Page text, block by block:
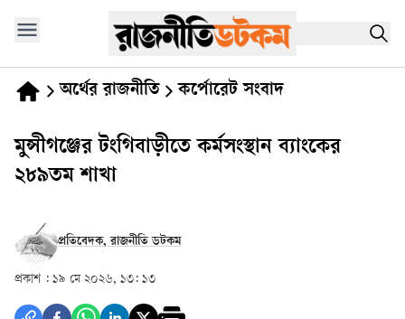
অর্থের রাজনীতি কর্পোরেট সংবাদ
মুন্সীগঞ্জের টংগিবাড়ীতে কর্মসংস্থান ব্যাংকের
২৮৯তম শাখা
প্রতিবেদক, রাজনীতি ডটকম
প্রকাশ : ১৯ মে ২০২৬, ১৩: ১৩